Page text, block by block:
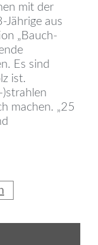
mit der
Jährige aus
„Bauch-
Es sind
ist.
)strahlen
machen. „25